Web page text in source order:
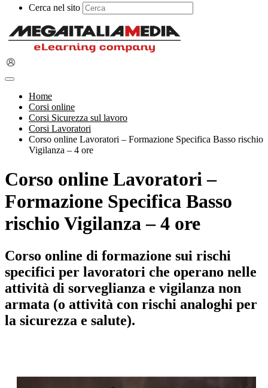
Cerca nel sito
Home
Corsi online
Corsi Sicurezza sul lavoro
Corsi Lavoratori
Corso online Lavoratori – Formazione Specifica Basso rischio
Vigilanza – 4 ore
Corso online Lavoratori –
Formazione Specifica Basso
rischio Vigilanza – 4 ore
Corso online di formazione sui rischi
specifici per lavoratori che operano nelle
attività di sorveglianza e vigilanza non
armata (o attività con rischi analoghi per
la sicurezza e salute).